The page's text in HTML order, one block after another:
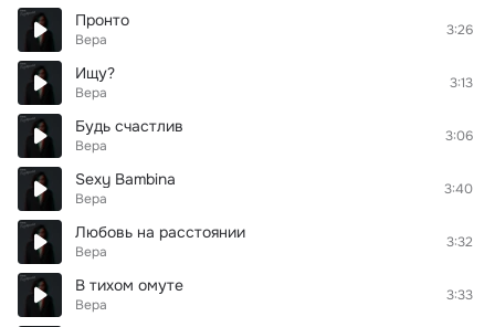
Пронто
Вера
3:26
Ищу?
Вера
3:13
Будь счастлив
Вера
3:06
Sexy Bambina
Вера
3:40
Любовь на расстоянии
Вера
3:32
В тихом омуте
Вера
3:33